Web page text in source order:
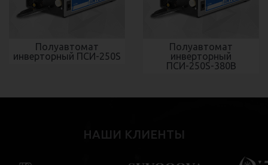
Полуавтомат
инверторный ПСИ-250S
Полуавтомат
инверторный
ПСИ-250S-380В
НАШИ КЛИЕНТЫ